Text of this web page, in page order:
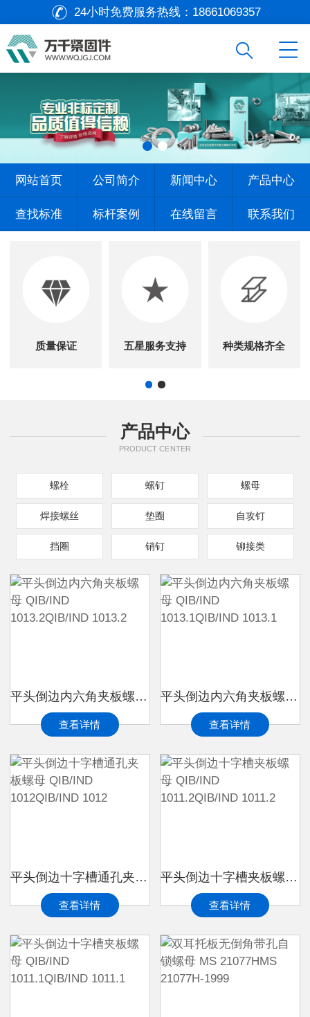
24小时免费服务热线： 18661069357
网站首页 公司简介 新闻中心 产品中心
查找标准 标杆案例 在线留言 联系我们
质量保证 五星服务支持 种类规格齐全
产品中心
PRODUCT CENTER
螺栓 螺钉 螺母
焊接螺丝 垫圈 自攻钉
挡圈 销钉 铆接类
平头倒边内六角夹板螺母 QIB/IND 1013.2QIB/IND 1013.2
查看详情
平头倒边内六角夹板螺母 QIB/IND 1013.1QIB/IND 1013.1
查看详情
平头倒边十字槽通孔夹板螺母 QIB/IND 1012QIB/IND 1012
查看详情
平头倒边十字槽夹板螺母 QIB/IND 1011.2QIB/IND 1011.2
查看详情